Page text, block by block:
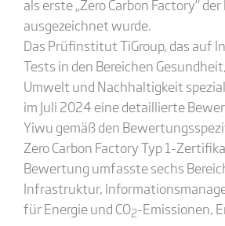
als erste „Zero Carbon Factory“
ausgezeichnet wurde.
Das Prüfinstitut TiGroup, das auf
Tests in den Bereichen
Umwelt und Nachhaltigkeit
im Juli 2024 eine detaillierte
Yiwu gemäß den
Zero Carbon Factory Typ 1-
Bewertung umfasste sechs
Infrastruktur,
für Energie und CO2-Emissionen,